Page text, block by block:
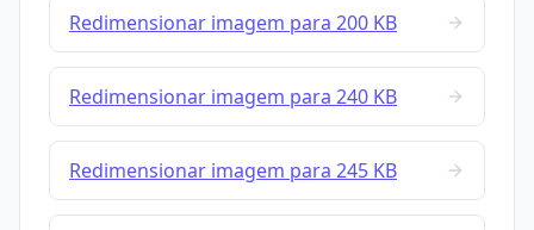
Redimensionar imagem para 200 KB
Redimensionar imagem para 240 KB
Redimensionar imagem para 245 KB